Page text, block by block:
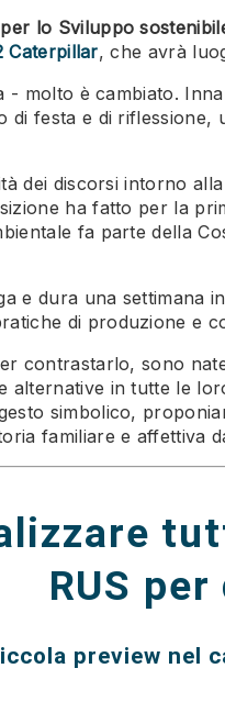
lo Sviluppo
Caterpillar, che avrà
- molto è cambiato.
di festa e di riflessione,
dei discorsi intorno
ha fatto per la
fa parte della
e dura una settimana
di produzione e
contrastarlo, sono
alternative in tutte le
simbolico,
familiare e affettiva
RUS
preview nel